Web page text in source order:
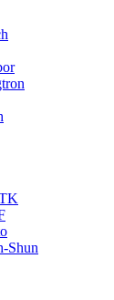
Shun